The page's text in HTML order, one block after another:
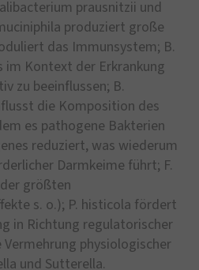
prausnitzii und
produziert große
das Immunsystem; B.
Kontext der Erkrankung
zu beeinflussen; B.
die Komposition des
es pathogene Bakterien
reduziert, was wiederum
Darmkeime führt; F.
größten
s. o.); P. histicola fördert
in Richtung regulatorischer
physiologischer
und Sutterella.